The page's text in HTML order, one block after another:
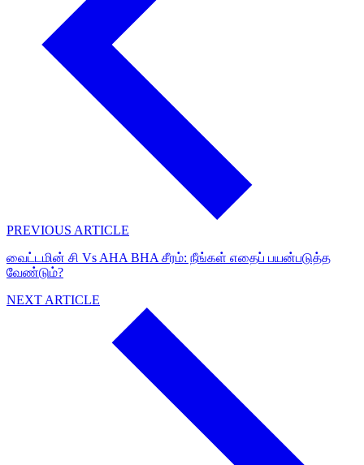
PREVIOUS ARTICLE
வைட்டமின் சி Vs AHA BHA சீரம்: நீங்கள் எதைப் பயன்படுத்த
வேண்டும்?
NEXT ARTICLE